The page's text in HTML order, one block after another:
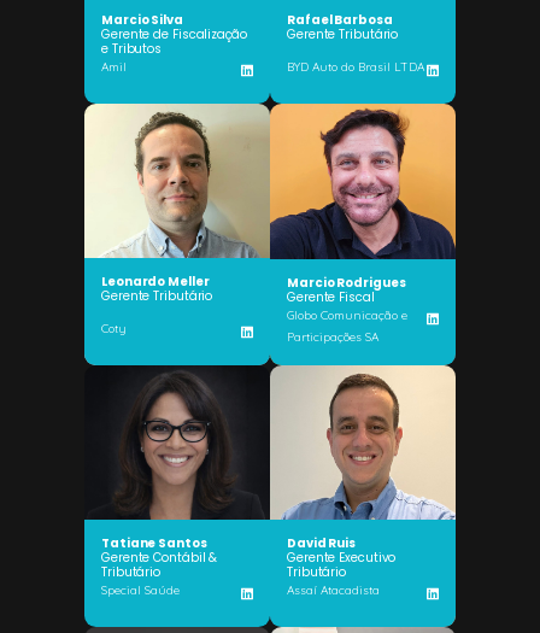
Marcio Silva
Gerente de Fiscalização
e Tributos
Amil
Rafael Barbosa
Gerente Tributário
BYD Auto do Brasil LTDA
Leonardo Meller
Gerente Tributário
Coty
Marcio Rodrigues
Gerente Fiscal
Globo Comunicação e
Participações SA
Tatiane Santos
Gerente Contábil &
Tributário
Special Saúde
David Ruis
Gerente Executivo
Tributário
Assaí Atacadista